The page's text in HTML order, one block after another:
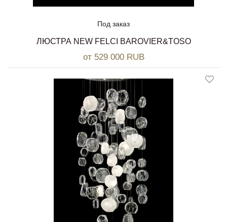
Под заказ
ЛЮСТРА NEW FELCI BAROVIER&TOSO
от 529 000 RUB